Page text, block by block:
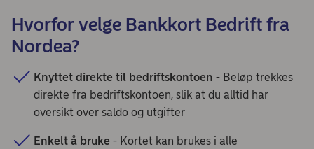
Hvorfor velge Bankkort Bedrift fra
Nordea?
Knyttet direkte til bedriftskontoen - Beløp trekkes
direkte fra bedriftskontoen, slik at du alltid har
oversikt over saldo og utgifter
Enkelt å bruke - Kortet kan brukes i alle